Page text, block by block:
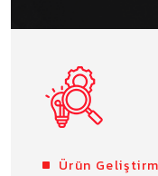
Ürün